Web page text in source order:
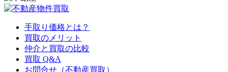
手取り価格とは？
買取のメリット
仲介と買取の比較
買取 Q&A
お問合せ（不動産買取）